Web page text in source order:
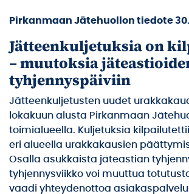
Pirkanmaan Jätehuollon tiedote
Jätteenkuljetuksia on
– muutoksia
tyhjennyspäiviin
Jätteenkuljetusten uudet
lokakuun alusta Pirkanmaan
toimialueella. Kuljetuksia
eri alueella urakkakausien
Osalla asukkaista jäteastian
tyhjennysviikko voi muuttua
vaadi yhteydenottoa